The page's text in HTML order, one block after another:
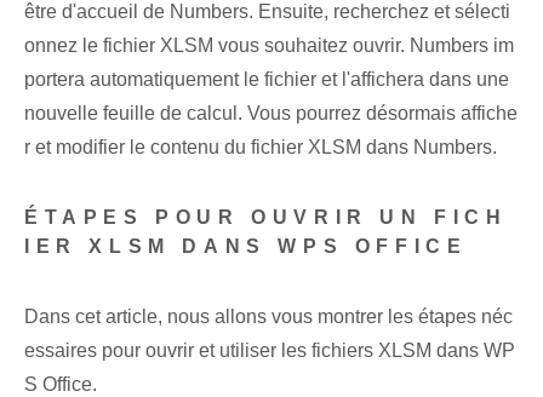
être d'accueil de Numbers⁤.⁤ Ensuite, recherchez et sélecti
onnez le⁢ fichier XLSM ⁢vous souhaitez ouvrir. Numbers im
portera automatiquement le fichier et l'affichera dans une
nouvelle feuille de calcul. Vous pourrez désormais affiche
r et modifier le contenu du fichier XLSM dans Numbers.
ÉTAPES POUR OUVRIR UN FICH
IER XLSM DANS WPS OFFICE
Dans cet article, nous allons vous montrer les étapes néc
essaires pour ouvrir et utiliser les fichiers XLSM dans WP
S Office.